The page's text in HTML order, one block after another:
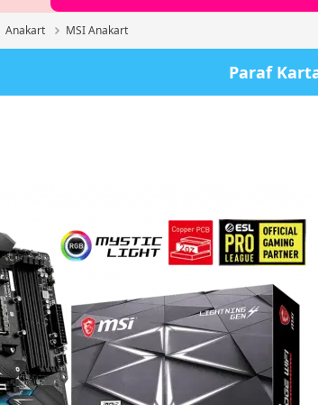
Anakart MSI Anakart
Karta Peşin Fiyatına 3 Taksit